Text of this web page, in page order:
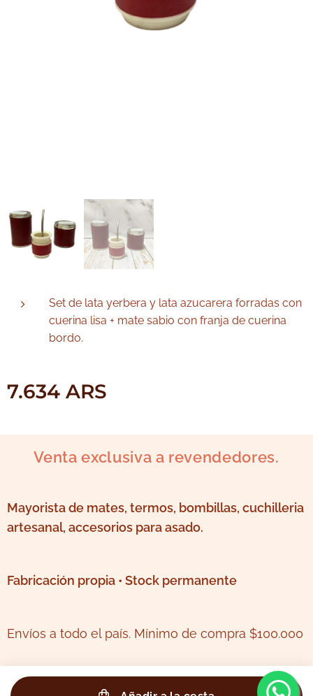
Set de lata yerbera y lata azucarera forradas con
cuerina lisa + mate sabio con franja de cuerina
bordo.
7.634 ARS
Venta exclusiva a revendedores.
Mayorista de mates, termos, bombillas, cuchilleria
artesanal, accesorios para asado.
Fabricación propia • Stock permanente
Envíos a todo el país. Mínimo de compra $100.000